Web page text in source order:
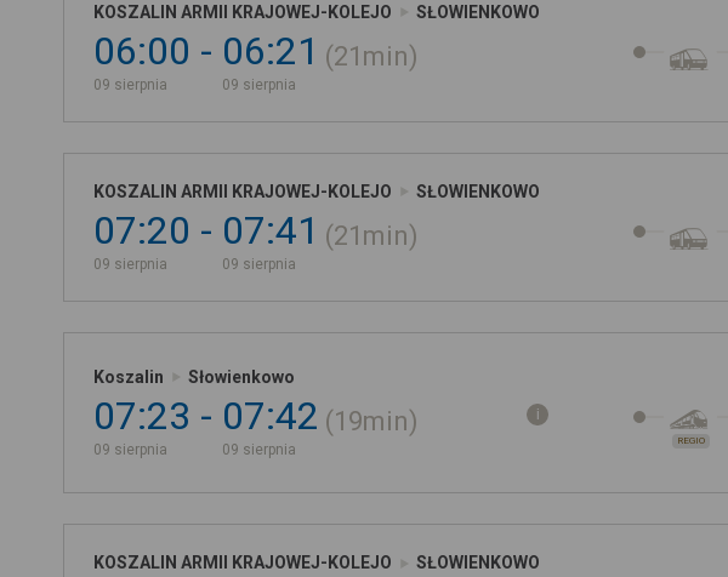
KOSZALIN ARMII KRAJOWEJ-KOLEJO SŁOWIENKOWO
06:00
09 sierpnia
06:21
09 sierpnia
21min
KOSZALIN ARMII KRAJOWEJ-KOLEJO SŁOWIENKOWO
07:20
09 sierpnia
07:41
09 sierpnia
21min
Koszalin Słowienkowo
07:23
09 sierpnia
07:42
09 sierpnia
19min
REGIO
KOSZALIN ARMII KRAJOWEJ-KOLEJO SŁOWIENKOWO